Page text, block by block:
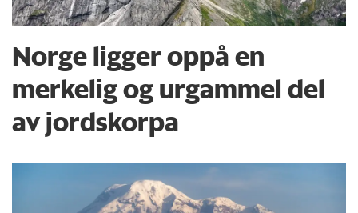
Norge ligger oppå en
merkelig og urgammel del
av jordskorpa